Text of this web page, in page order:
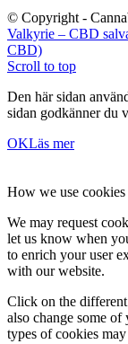
© Copyright -
Valkyrie – CBD
CBD)
Scroll to top
Den här sidan
sidan godkänner du
OKLäs mer
How we use cookies
We may request
let us know when
to enrich your user
with our website.
Click on the
also change some
types of cookies